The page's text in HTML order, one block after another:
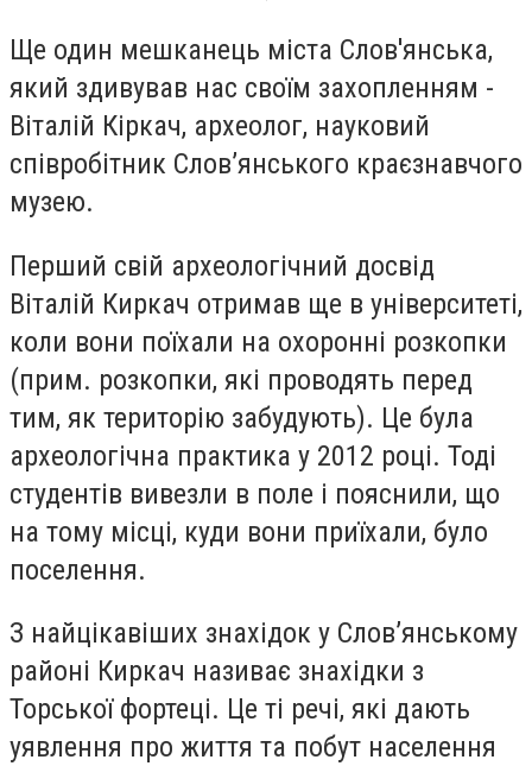
Ще один мешканець міста Слов'янська,
який здивував нас своїм захопленням -
Віталій Кіркач, археолог, науковий
співробітник Слов’янського краєзнавчого
музею.
Перший свій археологічний досвід
Віталій Киркач отримав ще в університеті,
коли вони поїхали на охоронні розкопки
(прим. розкопки, які проводять перед
тим, як територію забудують). Це була
археологічна практика у 2012 році. Тоді
студентів вивезли в поле і пояснили, що
на тому місці, куди вони приїхали, було
поселення.
З найцікавіших знахідок у Слов’янському
районі Киркач називає знахідки з
Торської фортеці. Це ті речі, які дають
уявлення про життя та побут населення